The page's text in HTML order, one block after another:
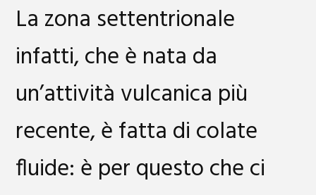
La zona settentrionale
infatti, che è nata da
un’attività vulcanica più
recente, è fatta di colate
fluide: è per questo che ci